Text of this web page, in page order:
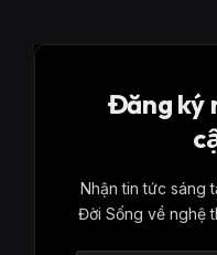
Đăng ký
Nhận tin tức sáng
Đời Sống về nghệ